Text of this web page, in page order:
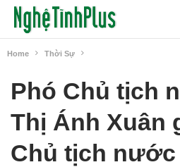
Home Thời Sự
Phó Chủ tịch
Thị Ánh Xuân
Chủ tịch nước